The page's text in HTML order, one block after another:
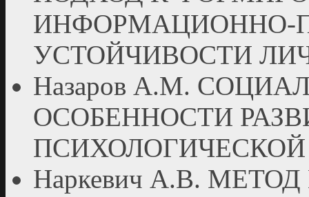
ИНФОРМАЦИОННО-
УСТОЙЧИВОСТИ
Назаров А.М.
ОСОБЕННОСТИ
Наркевич А.В.